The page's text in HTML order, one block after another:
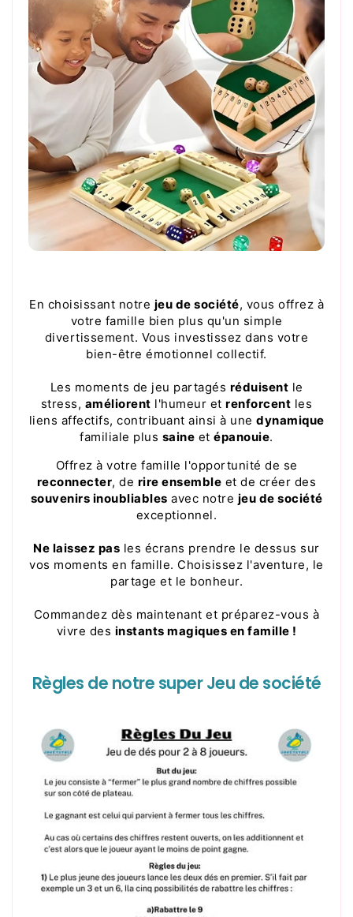
En choisissant notre jeu de société, vous offrez à
votre famille bien plus qu'un simple
divertissement. Vous investissez dans votre
bien-être émotionnel collectif.
Les moments de jeu partagés réduisent le
stress, améliorent l'humeur etrenforcent les
liens affectifs, contribuant ainsi à une dynamique
familiale plus saine etépanouie.
Offrez à votre famille l'opportunité de se
reconnecter, de rire ensemble et de créer des
souvenirs inoubliables avec notre jeu de société
exceptionnel.
Ne laissez pas les écrans prendre le dessus sur
vos moments en famille. Choisissez l'aventure, le
partage et le bonheur.
Commandez dès maintenant et préparez-vous à
vivre des instants magiques en famille !
Règles de notre super Jeu de société